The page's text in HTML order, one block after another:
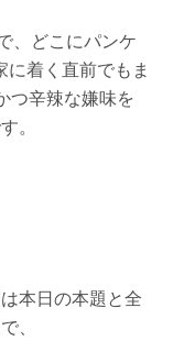
、どこにパンケ
着く直前でもま
つ辛辣な嫌味を
。
本日の本題と全
、